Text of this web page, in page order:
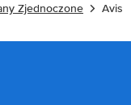
Zjednoczone Avis